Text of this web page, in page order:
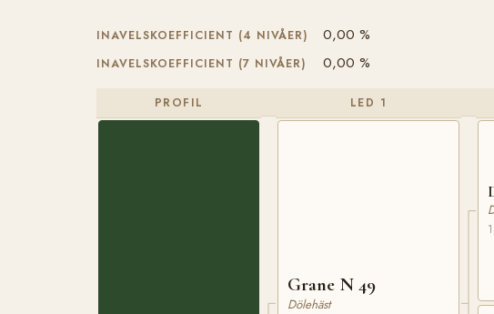
INAVELSKOEFFICIENT (4 NIVÅER) 0,00 %
INAVELSKOEFFICIENT (7 NIVÅER) 0,00 %
PROFIL LED 1
Grane N 49
Dölehäst